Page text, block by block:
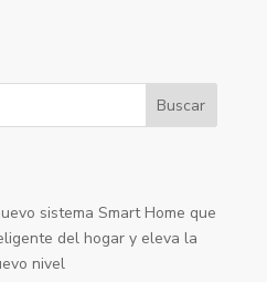
Buscar
sistema Smart Home que
del hogar y eleva la
nivel